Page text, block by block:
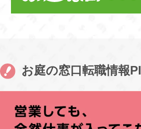
お庭の窓口転職情報